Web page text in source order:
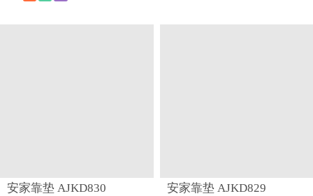
安家靠垫 AJKD830 安家靠垫 AJKD829